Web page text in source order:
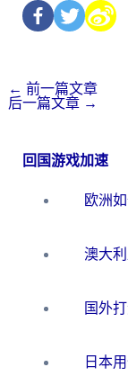
← 前一篇文章
后一篇文章 →
回国游戏加速